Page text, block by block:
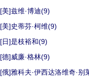
[美]兹维·博迪(9)
[美]史蒂芬·柯维(9)
[日]是枝裕和(9)
[德]威廉·格林(9)
[俄]雅科夫·伊西达洛维奇·别